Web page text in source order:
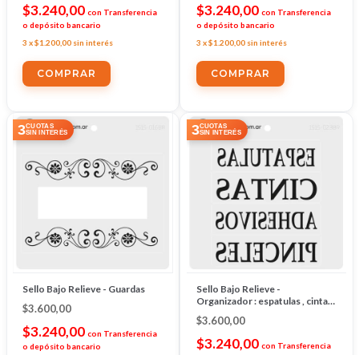
$3.240,00 con Transferencia
o depósito bancario
3 x$1.200,00 sin interés
$3.240,00 con Transferencia
o depósito bancario
3 x$1.200,00 sin interés
3CUOTAS
SIN INTERÉS
Sello Bajo Relieve - Guardas
$3.600,00
$3.240,00 con Transferencia
o depósito bancario
3CUOTAS
SIN INTERÉS
Sello Bajo Relieve -
Organizador : espatulas , cintas
,adhesivos , pinceles
$3.600,00
$3.240,00 con Transferencia